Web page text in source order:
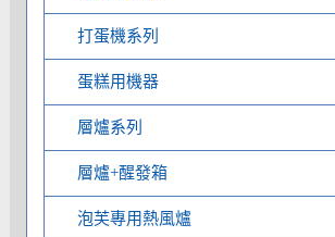
打蛋機系列
蛋糕用機器
層爐系列
層爐+醒發箱
泡芙專用熱風爐